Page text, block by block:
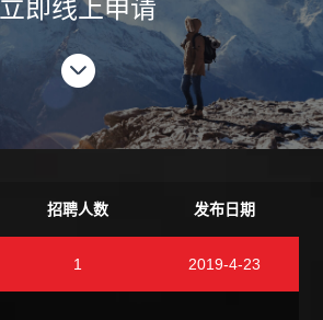
立即线上申请
招聘人数 发布日期
1 2019-4-23